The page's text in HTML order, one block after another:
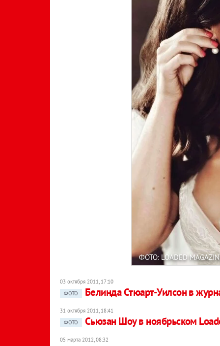
ФОТО: LOADED
03 октября 2011, 17:10
ФОТО
Белинда Стюарт-Уилсон в
31 октября 2011, 18:41
ФОТО
Сьюзан Шоу в ноябрьском
05 марта 2012, 08:32